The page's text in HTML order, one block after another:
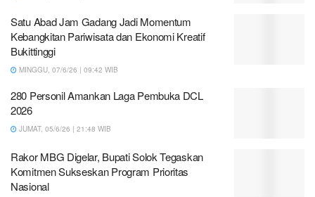
Satu Abad Jam Gadang Jadi Momentum
Kebangkitan Pariwisata dan Ekonomi Kreatif
Bukittinggi
MINGGU, 07/6/26 | 09:42 WIB
280 Personil Amankan Laga Pembuka DCL
2026
JUMAT, 05/6/26 | 21:48 WIB
Rakor MBG Digelar, Bupati Solok Tegaskan
Komitmen Sukseskan Program Prioritas
Nasional